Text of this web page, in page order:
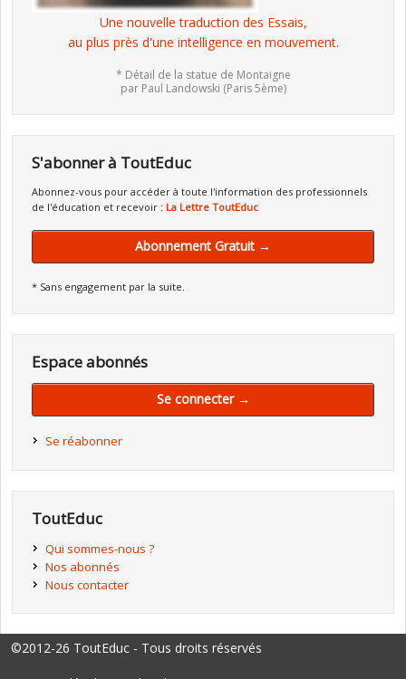
Une nouvelle traduction des Essais,
au plus près d'une intelligence en mouvement.
* Détail de la statue de Montaigne
par Paul Landowski (Paris 5ème)
S'abonner à ToutEduc
Abonnez-vous pour accéder à toute l'information des professionnels
de l'éducation et recevoir : La Lettre ToutEduc
Abonnement Gratuit →
* Sans engagement par la suite.
Espace abonnés
Se connecter →
Se réabonner
ToutEduc
Qui sommes-nous ?
Nos abonnés
Nous contacter
©2012-26 ToutEduc - Tous droits réservés